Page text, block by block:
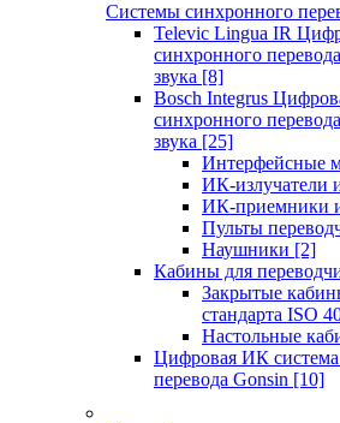
Системы синхронного
Televic Lingua IR
синхронного
звука [8]
Bosch Integrus
синхронного
звука [25]
Интерфейсные
ИК-излучатели
ИК-приемники
Пульты
Наушники [2]
Кабины для
Закрытые
стандарта ISO
Настольные
Цифровая ИК
перевода Gonsin [10]